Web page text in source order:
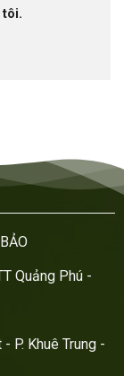
tôi.
Quảng Phú -
P. Khuê Trung -